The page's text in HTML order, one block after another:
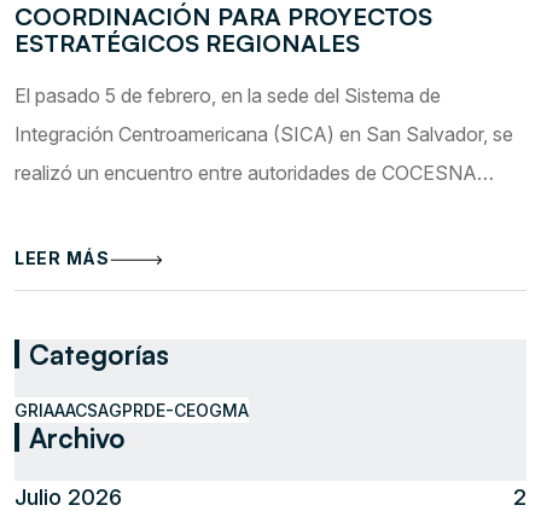
COORDINACIÓN PARA PROYECTOS
ESTRATÉGICOS REGIONALES
El pasado 5 de febrero, en la sede del Sistema de
Integración Centroamericana (SICA) en San Salvador, se
realizó un encuentro entre autoridades de COCESNA…
LEER MÁS
Categorías
GRIAAACSAGPRDE-CEOGMA
Archivo
Julio 2026
2